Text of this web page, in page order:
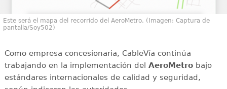
Este será el mapa del recorrido del AeroMetro. (Imagen: Captura de
pantalla/Soy502)
Como empresa concesionaria, CableVía continúa
trabajando en la implementación del AeroMetrobajo
estándares internacionales de calidad y seguridad,